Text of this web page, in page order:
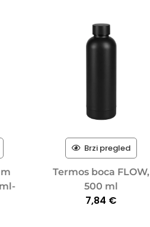
Brzi pregled
Termos boca FLOW,
500 ml
7,84 €